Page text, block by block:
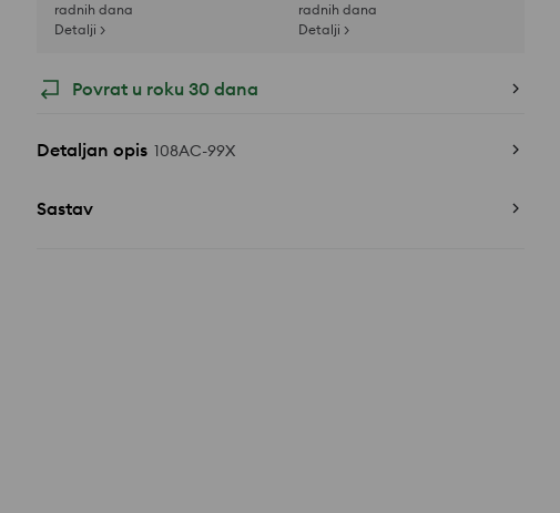
radnih dana
Detalji >
radnih dana
Detalji >
Povrat u roku 30 dana
Detaljan opis 108AC-99X
Sastav